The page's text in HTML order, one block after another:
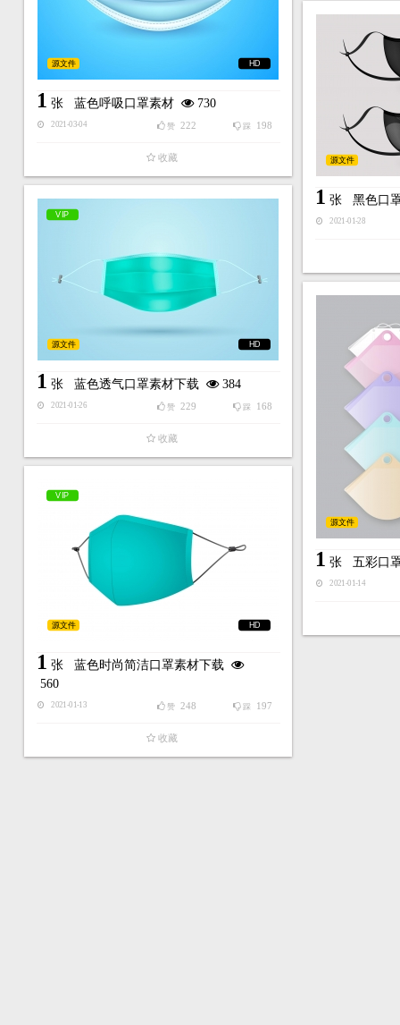
HD
源文件
1 张 蓝色呼吸口罩素材 730
2021-03-04 踩 198
赞 222
收藏 源文件
1 张 黑色口
2021-01-28
VIP
HD
源文件
1 张 蓝色透气口罩素材下载 384
2021-01-26 踩 168
赞 229
收藏
源文件
1 张 五彩口
2021-01-14
VIP
HD
源文件
1 张 蓝色时尚简洁口罩素材下载
560
2021-01-13 踩 197
赞 248
收藏